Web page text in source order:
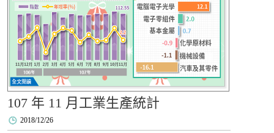
107 年 11 月工業生產統計
2018/12/26